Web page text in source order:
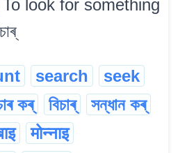
To look for something
search seek
কৰ্ বিচাৰ্ সন্ধান কৰ্
मोन्नाइ